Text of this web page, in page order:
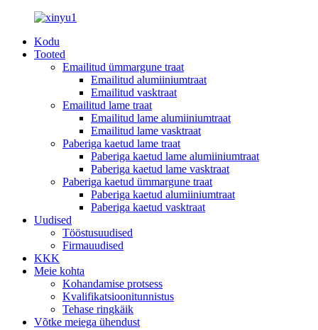
Kodu
Tooted
Emailitud ümmargune traat
Emailitud alumiiniumtraat
Emailitud vasktraat
Emailitud lame traat
Emailitud lame alumiiniumtraat
Emailitud lame vasktraat
Paberiga kaetud lame traat
Paberiga kaetud lame alumiiniumtraat
Paberiga kaetud lame vasktraat
Paberiga kaetud ümmargune traat
Paberiga kaetud alumiiniumtraat
Paberiga kaetud vasktraat
Uudised
Tööstusuudised
Firmauudised
KKK
Meie kohta
Kohandamise protsess
Kvalifikatsioonitunnistus
Tehase ringkäik
Võtke meiega ühendust